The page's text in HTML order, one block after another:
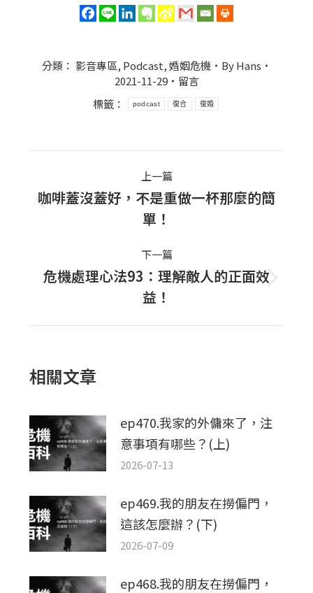
分類： 影音專區, Podcast,婚姻危機 ByHans
2021-11-29
留言
標籤：
podcast 復合 復婚
navigation
上一篇
上
一
篇
文
章：
咖啡蓋沒蓋好，不是重做一杯那麼的簡
單！
下一篇
下
一
篇
危機處理心法93：理解敵人的正面效
益！
相關文章
ep470.我家的外傭來了，注
意事項有哪些？(上)
2026-07-13
ep469.我的朋友在撈偏門，
這該怎麼辦？(下)
2026-07-09
ep468.我的朋友在撈偏門，